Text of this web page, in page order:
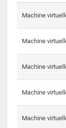
Machine
Machine
Machine
Machine
Machine